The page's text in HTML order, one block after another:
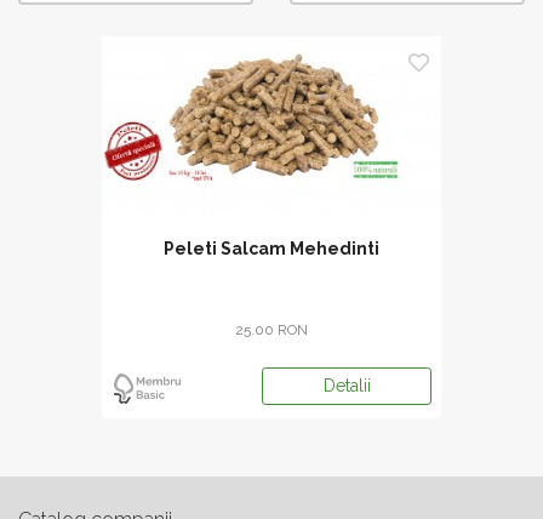
Peleti Salcam Mehedinti
25.00 RON
Detalii